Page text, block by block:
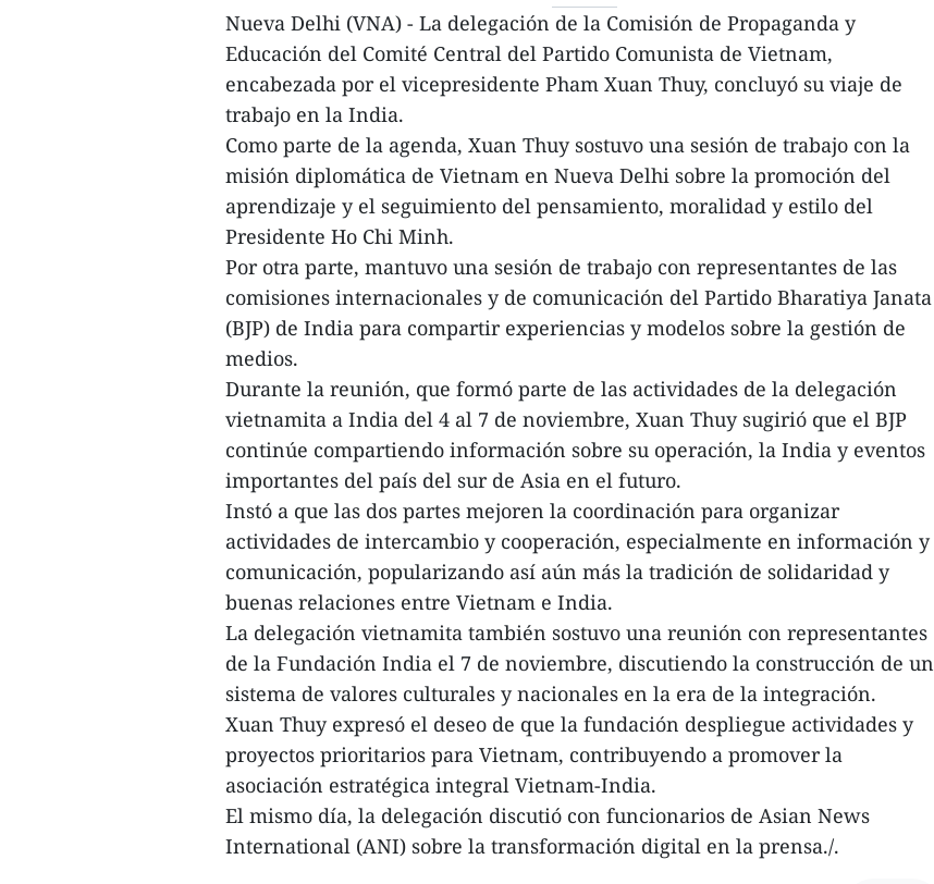
Nueva Delhi (VNA) - La delegación de la Comisión de Propaganda y
Educación del Comité Central del Partido Comunista de Vietnam,
encabezada por el vicepresidente Pham Xuan Thuy, concluyó su viaje de
trabajo en la India.
Como parte de la agenda, Xuan Thuy sostuvo una sesión de trabajo con la
misión diplomática de Vietnam en Nueva Delhi sobre la promoción del
aprendizaje y el seguimiento del pensamiento, moralidad y estilo del
Presidente Ho Chi Minh.
Por otra parte, mantuvo una sesión de trabajo con representantes de las
comisiones internacionales y de comunicación del Partido Bharatiya Janata
(BJP) de India para compartir experiencias y modelos sobre la gestión de
medios.
Durante la reunión, que formó parte de las actividades de la delegación
vietnamita a India del 4 al 7 de noviembre, Xuan Thuy sugirió que el BJP
continúe compartiendo información sobre su operación, la India y eventos
importantes del país del sur de Asia en el futuro.
Instó a que las dos partes mejoren la coordinación para organizar
actividades de intercambio y cooperación, especialmente en información y
comunicación, popularizando así aún más la tradición de solidaridad y
buenas relaciones entre Vietnam e India.
La delegación vietnamita también sostuvo una reunión con representantes
de la Fundación India el 7 de noviembre, discutiendo la construcción de un
sistema de valores culturales y nacionales en la era de la integración.
Xuan Thuy expresó el deseo de que la fundación despliegue actividades y
proyectos prioritarios para Vietnam, contribuyendo a promover la
asociación estratégica integral Vietnam-India.
El mismo día, la delegación discutió con funcionarios de Asian News
International (ANI) sobre la transformación digital en la prensa./.